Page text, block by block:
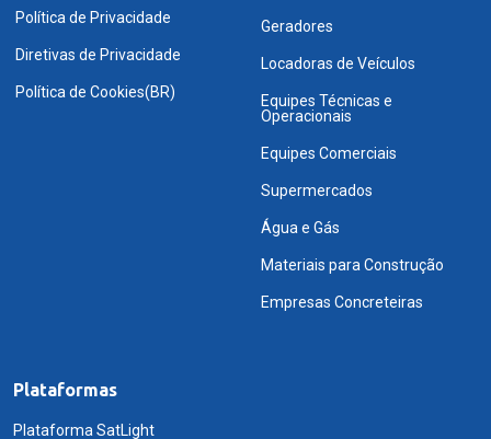
Política de Privacidade
Diretivas de Privacidade
Política de Cookies(BR)
Geradores
Locadoras de Veículos
Equipes Técnicas e
Operacionais
Equipes Comerciais
Supermercados
Água e Gás
Materiais para Construção
Empresas Concreteiras
Plataformas
Plataforma SatLight